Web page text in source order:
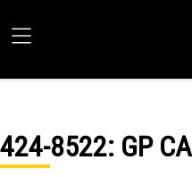
424-8522: GP